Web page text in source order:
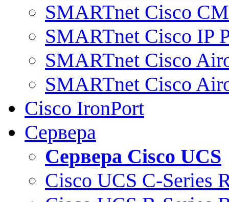
SMARTnet Cisco
SMARTnet Cisco IP
SMARTnet Cisco
SMARTnet Cisco
Cisco IronPort
Сервера
Сервера Cisco UCS
Cisco UCS C-Series